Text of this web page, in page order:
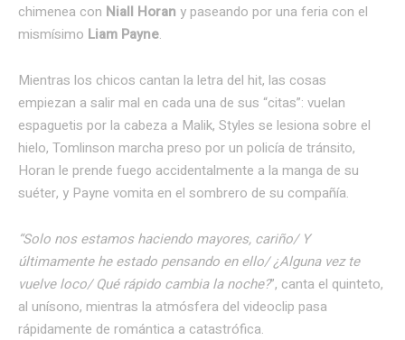
chimenea con Niall Horan y paseando por una feria con el
mismísimo Liam Payne.
Mientras los chicos cantan la letra del hit, las cosas
empiezan a salir mal en cada una de sus “citas”: vuelan
espaguetis por la cabeza a Malik, Styles se lesiona sobre el
hielo, Tomlinson marcha preso por un policía de tránsito,
Horan le prende fuego accidentalmente a la manga de su
suéter, y Payne vomita en el sombrero de su compañía.
“Solo nos estamos haciendo mayores, cariño/ Y
últimamente he estado pensando en ello/ ¿Alguna vez te
vuelve loco/ Qué rápido cambia la noche?”, canta el quinteto,
al unísono, mientras la atmósfera del videoclip pasa
rápidamente de romántica a catastrófica.